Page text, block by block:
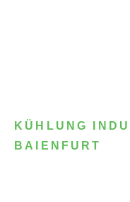
KÜHLUNG
BAIENFURT